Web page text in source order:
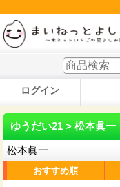
ログイン
ゆうだい21 > 松本眞一
松本眞一
おすすめ順